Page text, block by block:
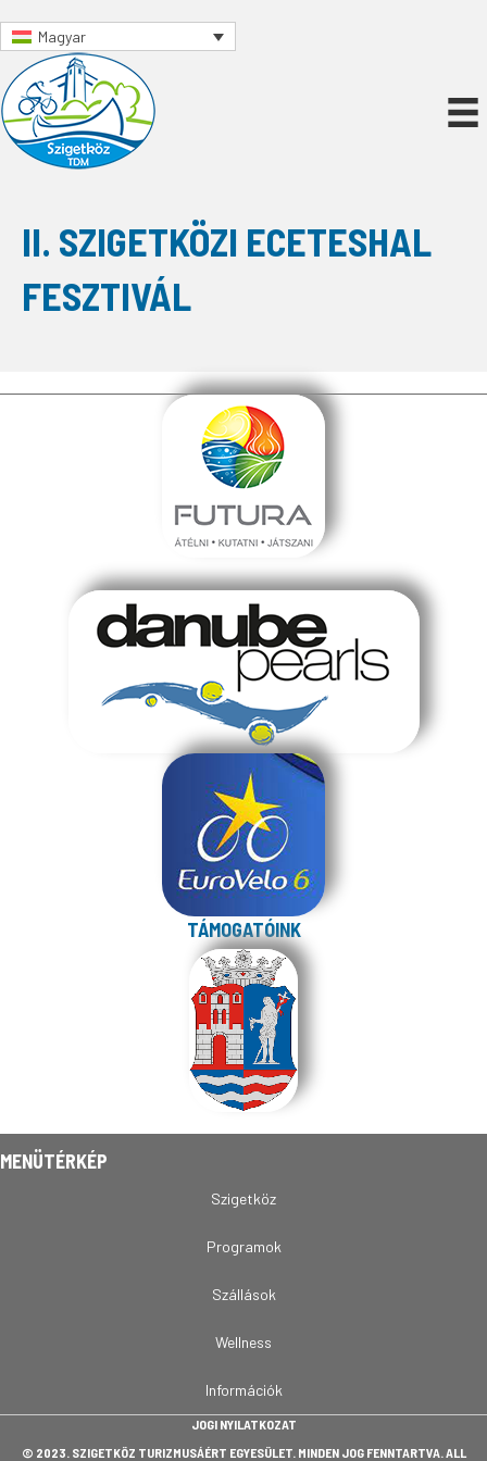
Magyar
II. SZIGETKÖZI ECETESHAL
FESZTIVÁL
TÁMOGATÓINK
MENÜTÉRKÉP
Szigetköz
Programok
Szállások
Wellness
Információk
JOGI NYILATKOZAT
© 2023. SZIGETKÖZ TURIZMUSÁÉRT EGYESÜLET. MINDEN JOG FENNTARTVA. ALL